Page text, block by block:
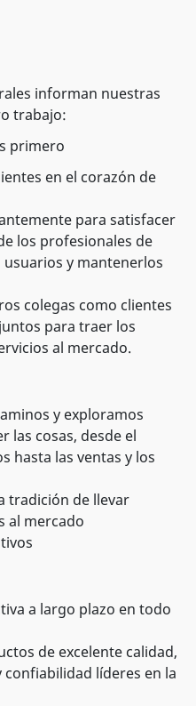
informan nuestras
trabajo:
primero
en el corazón de
para satisfacer
los profesionales de
y mantenerlos
colegas como clientes
para traer los
al mercado.
y exploramos
las cosas, desde el
hasta las ventas y los
tradición de llevar
al mercado
a largo plazo en todo
de excelente calidad,
líderes en la